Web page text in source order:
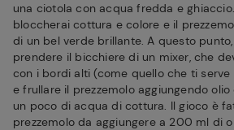
una ciotola con acqua fredda e
bloccherai cottura e colore e il
di un bel verde brillante. A questo
prendere il bicchiere di un mixer, che
con i bordi alti (come quello che ti
e frullare il prezzemolo aggiungendo
un poco di acqua di cottura. Il gioco è
prezzemolo da aggiungere a 200 ml di